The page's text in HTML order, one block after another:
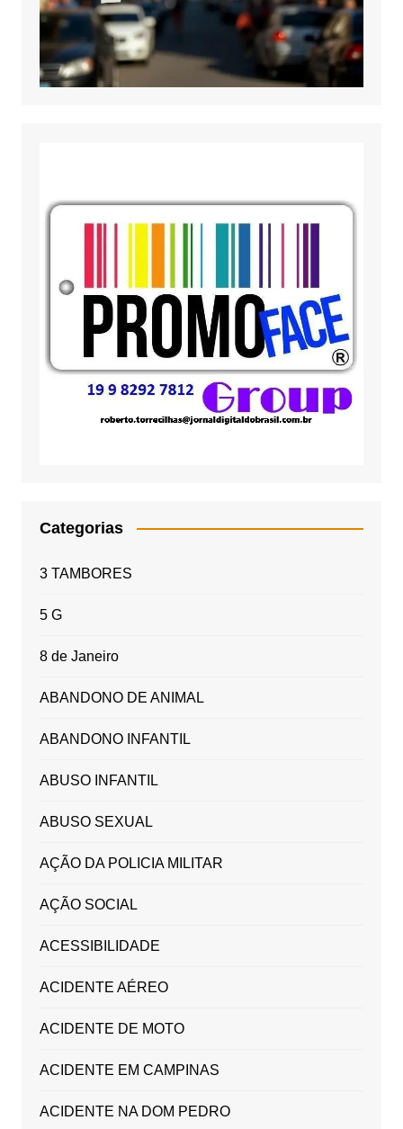
Categorias
3 TAMBORES
5 G
8 de Janeiro
ABANDONO DE ANIMAL
ABANDONO INFANTIL
ABUSO INFANTIL
ABUSO SEXUAL
AÇÃO DA POLICIA MILITAR
AÇÃO SOCIAL
ACESSIBILIDADE
ACIDENTE AÉREO
ACIDENTE DE MOTO
ACIDENTE EM CAMPINAS
ACIDENTE NA DOM PEDRO